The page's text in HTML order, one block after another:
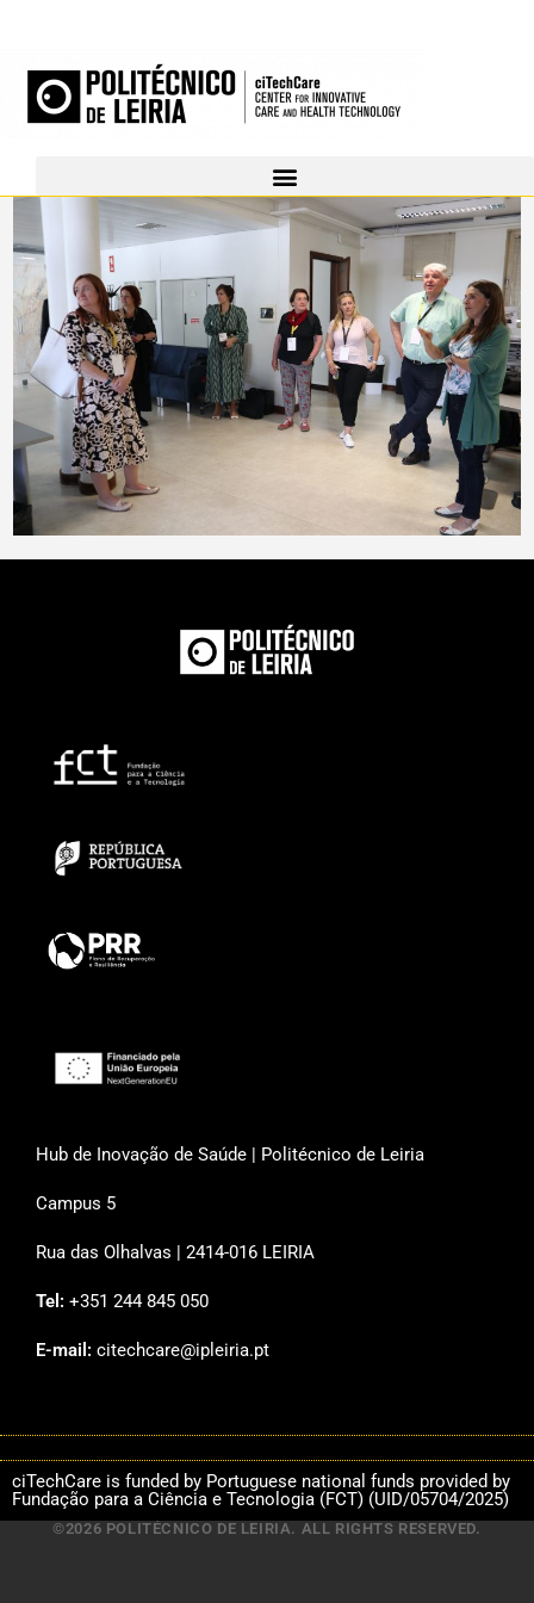
Hub de Inovação de Saúde | Politécnico de Leiria
Campus 5
Rua das Olhalvas | 2414-016 LEIRIA
Tel: +351 244 845 050
E-mail: citechcare@ipleiria.pt
ciTechCare is funded by Portuguese national funds provided by
Fundação para a Ciência e Tecnologia (FCT) (UID/05704/2025)
©2026 POLITÉCNICO DE LEIRIA. ALL RIGHTS RESERVED.